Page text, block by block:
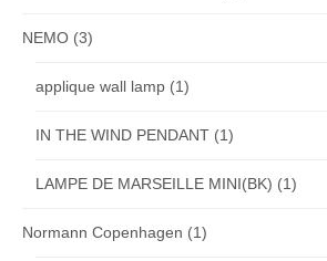
NEMO (3)
applique wall lamp (1)
IN THE WIND PENDANT (1)
LAMPE DE MARSEILLE MINI(BK) (1)
Normann Copenhagen (1)